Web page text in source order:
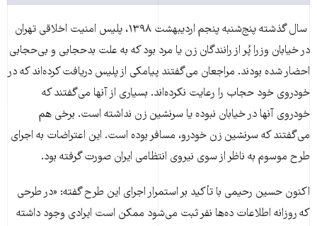
سال گذشته پنج‌شنبه پنجم اردیبهشت ۱۳۹۸، پلیس امنیت اخلاقی تهران
در خیابان وزرا پُر از رانندگان زن یا مرد بود که به علت بدحجابی و بی‌حجابی
احضار شده بودند. مراجعان می‌گفتند پیامکی از پلیس دریافت کرده‌اند که در
خودروی خود حجاب را رعایت نکرده‌اند. بسیاری از آنها می‌گفتند که
خودروی آنها در خیابان نبوده یا سرنشین زن نداشته است. برخی هم
می‌گفتند که سرنشین زن خودرو، مسافر بوده است. این اعتراضات به اجرای
طرح موسوم به ناظر از سوی نیروی انتظامی ایران صورت گرفته بود.
اکنون حسین رحیمی با تأکید بر استمرار اجرای این طرح گفته:‌ «در طرحی
که روزانه اطلاعات ده‌ها نفر ثبت می‌شود ممکن است ایرادی وجود داشته